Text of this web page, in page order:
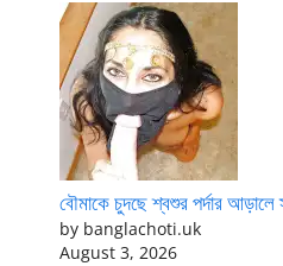
বৌমাকে চুদছে শ্বশুর পর্দার আড়ালে
by banglachoti.uk
August 3, 2026